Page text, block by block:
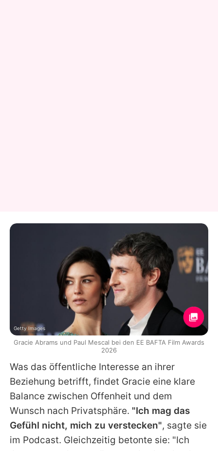
Was das öffentliche Interesse an ihrer
Beziehung betrifft, findet Gracie eine klare
Balance zwischen Offenheit und dem
Wunsch nach Privatsphäre. "Ich mag das
Gefühl nicht, mich zu verstecken", sagte sie
im Podcast. Gleichzeitig betonte sie: "Ich
Getty Images
Gracie Abrams und Paul Mescal bei den EE BAFTA Film Awards
2026